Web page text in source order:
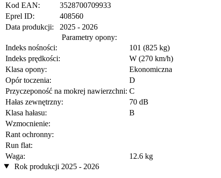
Kod EAN:
3528700709933
Eprel ID:
408560
Data produkcji:
2025 - 2026
Parametry opony:
Indeks nośności:
101 (825 kg)
Indeks prędkości:
W (270 km/h)
Klasa opony:
Ekonomiczna
Opór toczenia:
D
Przyczeponość na mokrej nawierzchni: C
Hałas zewnętrzny:
70 dB
Klasa hałasu:
B
Wzmocnienie:
Rant ochronny:
Run flat:
Waga:
12.6 kg
Rok produkcji 2025 - 2026